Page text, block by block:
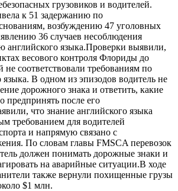
грузовиков и водителей.
к 51 задержанию по
возбуждению 47 уголовных
36 случаев несоблюдения
английского языка.Проверки выявили,
весового контроля Флориды до
соответствовали требованиям по
В одном из эпизодов водитель не
дорожного знака и ответить, какие
предпринять после его
что знание английского языка
требованием для водителей
и напрямую связано с
По словам главы FMSCA перевозок
должен понимать дорожные знаки и
на аварийные ситуации.В ходе
также вернули похищенные грузы
$1 млн.